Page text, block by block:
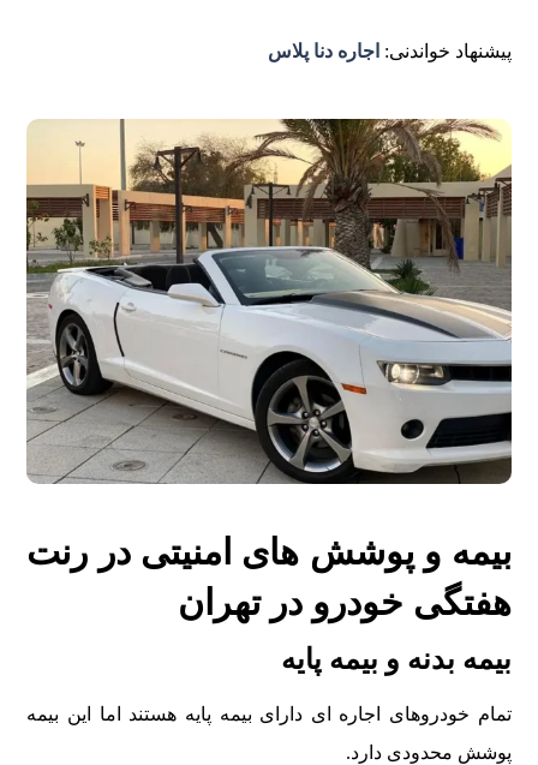
پیشنهاد خواندنی: اجاره دنا پلاس
بیمه و پوشش های امنیتی در رنت
هفتگی خودرو در تهران
بیمه بدنه و بیمه پایه
تمام خودروهای اجاره ای دارای بیمه پایه هستند اما این بیمه
پوشش محدودی دارد.